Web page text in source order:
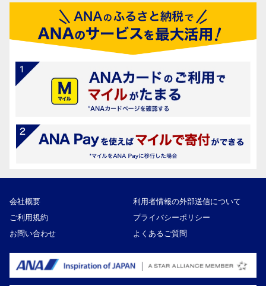
会社概要
利用者情報の外部送信について
ご利用規約
プライバシーポリシー
お問い合わせ
よくあるご質問